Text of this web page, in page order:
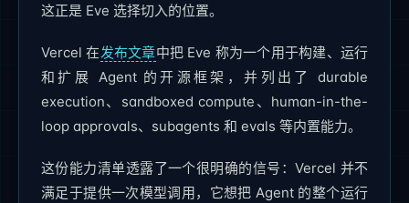
这正是 Eve 选择切入的位置。
Vercel 在发布文章中把 Eve 称为一个用于构建、运行
和扩展 Agent 的开源框架，并列出了 durable
execution、sandboxed compute、human-in-the-
loop approvals、subagents 和 evals 等内置能力。
这份能力清单透露了一个很明确的信号：Vercel 并不
满足于提供一次模型调用，它想把 Agent 的整个运行